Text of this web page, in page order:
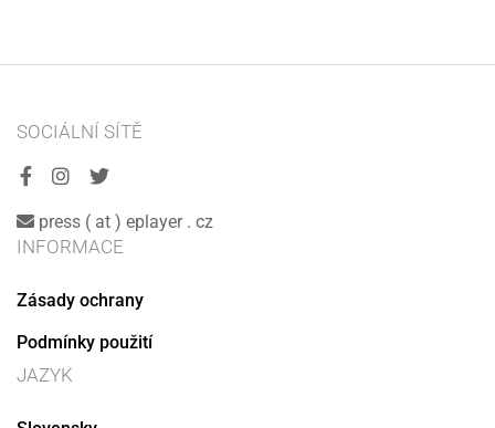
SOCIÁLNÍ SÍTĚ
press ( at ) eplayer . cz
INFORMACE
Zásady ochrany
Podmínky použití
JAZYK